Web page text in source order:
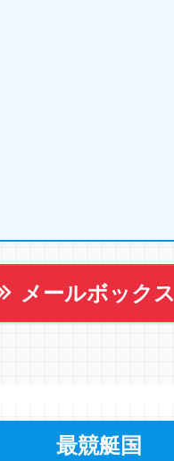
メールボックス
最競艇国